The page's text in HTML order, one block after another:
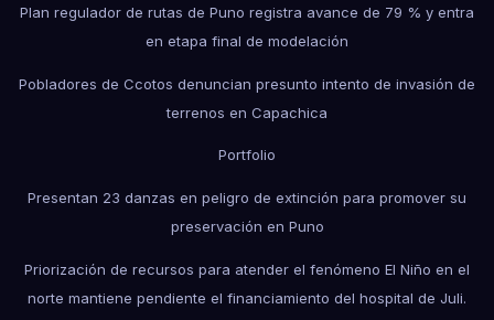
Plan regulador de rutas de Puno registra avance de 79 % y entra
en etapa final de modelación
Pobladores de Ccotos denuncian presunto intento de invasión de
terrenos en Capachica
Portfolio
Presentan 23 danzas en peligro de extinción para promover su
preservación en Puno
Priorización de recursos para atender el fenómeno El Niño en el
norte mantiene pendiente el financiamiento del hospital de Juli.